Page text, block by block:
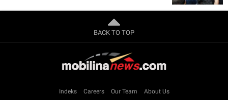
BACK TO TOP
Indeks Careers Our Team About Us